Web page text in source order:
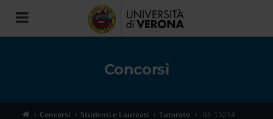
Toggle
navigation
Concorsi
Concorsi Studenti e Laureati Tutorato ID. 15214